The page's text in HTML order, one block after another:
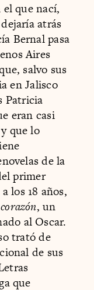
que nací,
atrás
Bernal pasa
Aires
salvo sus
en Jalisco
Patricia
eran casi
que lo
de la
primer
los 18 años,
, un
al Oscar.
trató de
de sus
que